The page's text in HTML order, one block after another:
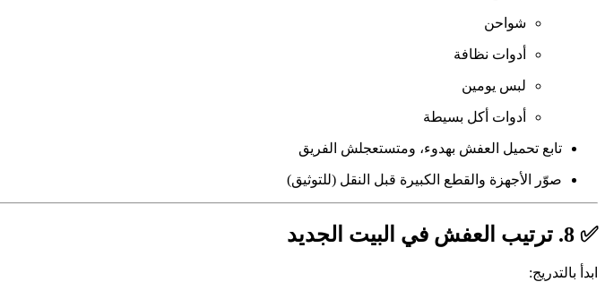
شواحن
أدوات نظافة
لبس يومين
أدوات أكل بسيطة
تابع تحميل العفش بهدوء، ومتستعجلش الفريق
صوّر الأجهزة والقطع الكبيرة قبل النقل (للتوثيق)
✅ 8. ترتيب العفش في البيت الجديد
ابدأ بالتدريج: